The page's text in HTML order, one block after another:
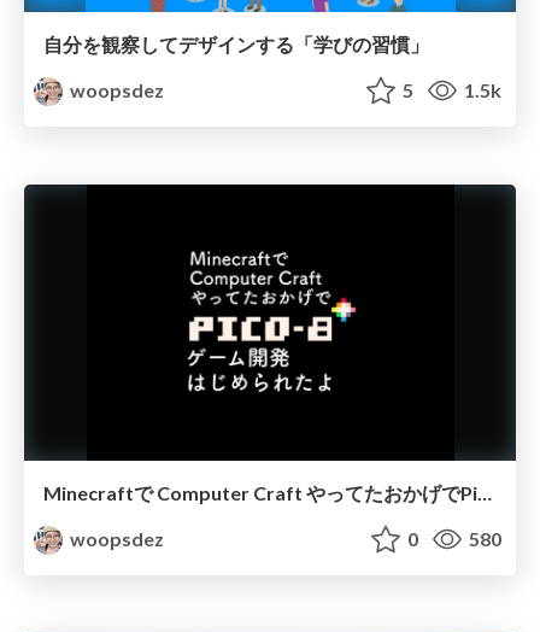
自分を観察してデザインする「学びの習慣」
woopsdez
5 1.5k
Minecraftで Computer Craft やってたおかげでPico-8のゲーム開発 はじめられたよ
woopsdez
0 580